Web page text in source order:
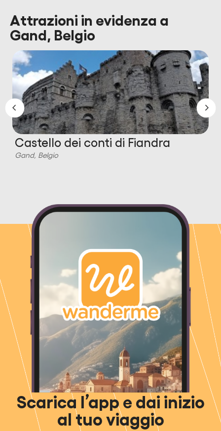
Attrazioni in evidenza a
Gand, Belgio
Castello dei conti di Fiandra
Gand, Belgio
Scarica l’app e dai inizio
al tuo viaggio